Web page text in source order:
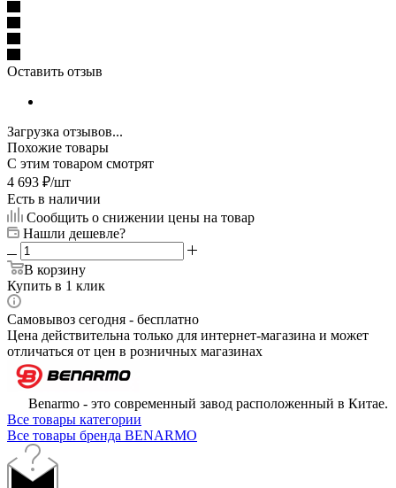
Оставить отзыв
Загрузка отзывов...
Похожие товары
С этим товаром смотрят
4 693 ₽/шт
Есть в наличии
Сообщить о снижении цены на товар
Нашли дешевле?
В корзину
Купить в 1 клик
Самовывоз сегодня - бесплатно
Цена действительна только для интернет-магазина и может
отличаться от цен в розничных магазинах
Benarmo - это современный завод расположенный в Китае.
Все товары категории
Все товары бренда BENARMO